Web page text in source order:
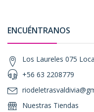
ENCUÉNTRANOS
Los Laureles 075
+56 63 2208779
Nuestras Tiendas